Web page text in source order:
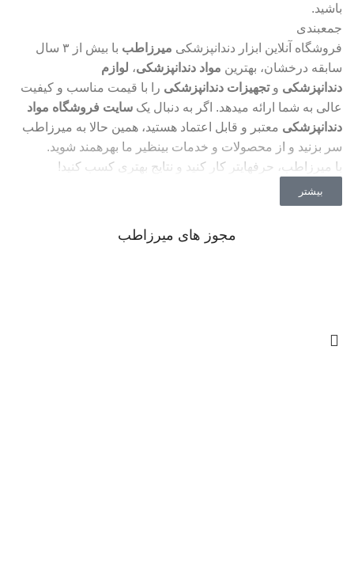
باشید.
جمعبندی
فروشگاه آنلاین ابزار دندانپزشکی میرزاطب
با بیش از ۳ سال
سابقه درخشان، بهترین مواد دندانپزشکی، لوازم
دندانپزشکی وتجهیزات دندانپزشکی را با قیمت مناسب و کیفیت
عالی به شما ارائه میدهد. اگر به دنبال یک سایت فروشگاه مواد
دندانپزشکی معتبر و قابل اعتماد هستید، همین حالا به میرزاطب
سر بزنید و از محصولات و خدمات بینظیر ما بهرهمند شوید.
با میرزاطب، حرفهایتر کار کنید و نتایج بهتری کسب کنید!
بیشتر
مجوز های میرزاطب